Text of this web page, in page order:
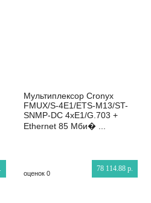
Мультиплексор Cronyx
FMUX/S-4E1/ETS-M13/ST-
SNMP-DC 4xE1/G.703 +
Ethernet 85 Мби� ...
78 114.88 р.
оценок 0